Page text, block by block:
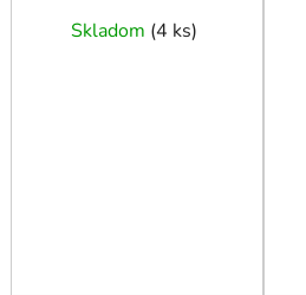
poniklované
Skladom (4 ks)